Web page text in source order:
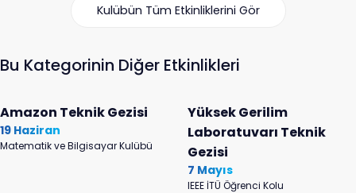
Kulübün Tüm Etkinliklerini Gör
Bu Kategorinin Diğer Etkinlikleri
Amazon Teknik Gezisi
19 Haziran
Matematik ve Bilgisayar Kulübü
Yüksek Gerilim
Laboratuvarı Teknik
Gezisi
7 Mayıs
IEEE İTÜ Öğrenci Kolu